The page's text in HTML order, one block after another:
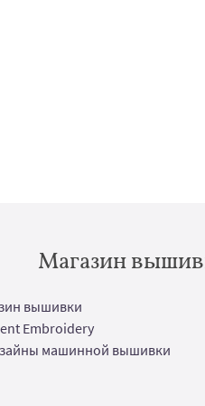
Магазин
вышивки
Embroidery
машинной вышивки